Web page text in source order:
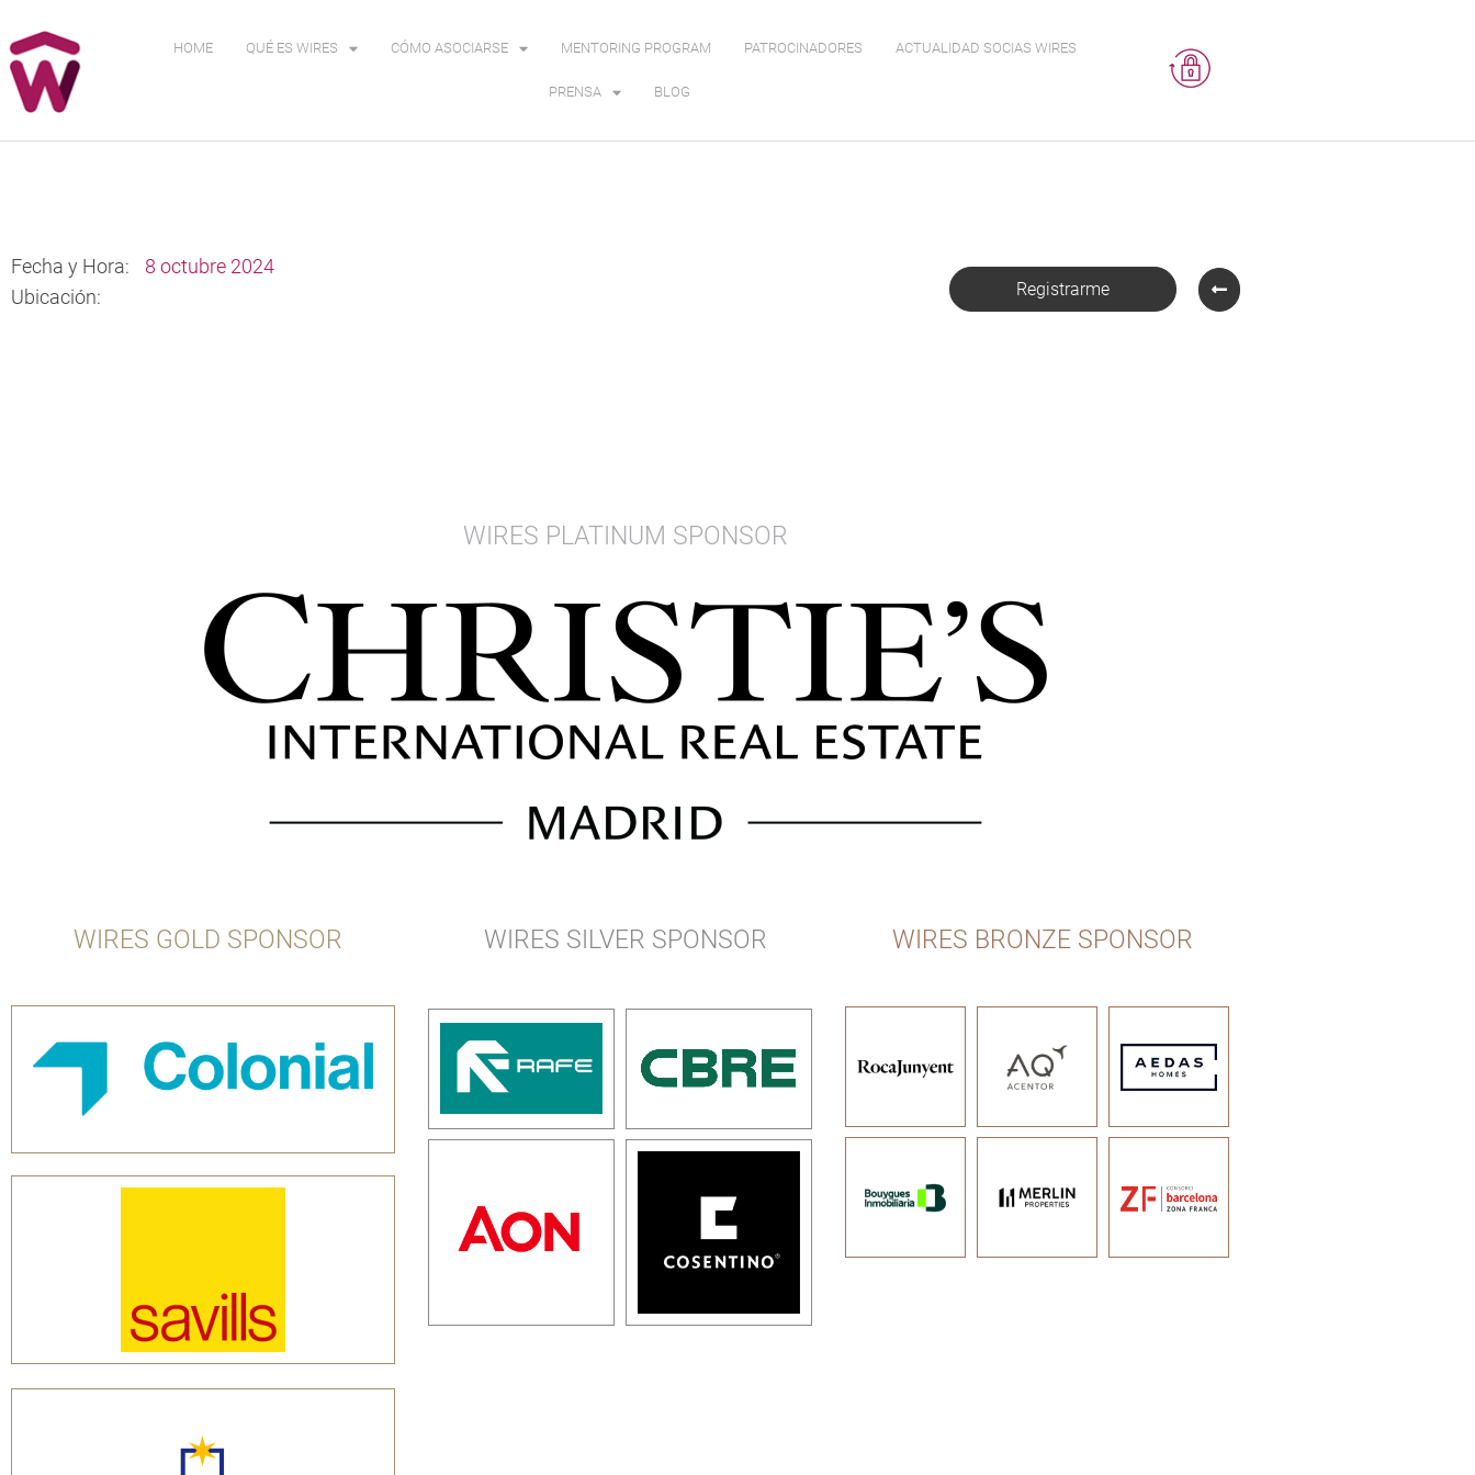
HOME QUÉ ES WIRES CÓMO ASOCIARSE MENTORING PROGRAM PATROCINADORES ACTUALIDAD SOCIAS WIRES
PRENSA BLOG
Fecha y Hora:
8 octubre 2024
Ubicación:
Registrarme
WIRES PLATINUM SPONSOR
WIRES GOLD SPONSOR WIRES SILVER SPONSOR WIRES BRONZE SPONSOR